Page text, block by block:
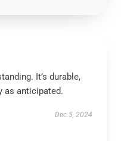
It’s durable,
as anticipated.
Dec 5, 2024